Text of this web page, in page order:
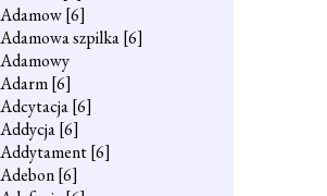
Adamow[6]
Adamowa szpilka[6]
Adamowy
Adarm[6]
Adcytacja[6]
Addycja[6]
Addytament[6]
Adebon[6]